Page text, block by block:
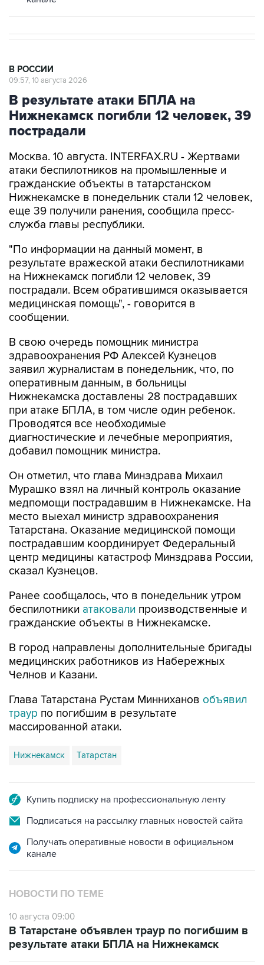
В РОССИИ
09:57, 10 августа 2026
В результате атаки БПЛА на
Нижнекамск погибли 12 человек, 39
пострадали
Москва. 10 августа. INTERFAX.RU - Жертвами
атаки беспилотников на промышленные и
гражданские объекты в татарстанском
Нижнекамске в понедельник стали 12 человек,
еще 39 получили ранения, сообщила пресс-
служба главы республики.
"По информации на данный момент, в
результате вражеской атаки беспилотниками
на Нижнекамск погибли 12 человек, 39
пострадали. Всем обратившимся оказывается
медицинская помощь", - говорится в
сообщении.
В свою очередь помощник министра
здравоохранения РФ Алексей Кузнецов
заявил журналистам в понедельник, что, по
оперативным данным, в больницы
Нижнекамска доставлены 28 пострадавших
при атаке БПЛА, в том числе один ребенок.
Проводятся все необходимые
диагностические и лечебные мероприятия,
добавил помощник министра.
Он отметил, что глава Минздрава Михаил
Мурашко взял на личный контроль оказание
медпомощи пострадавшим в Нижнекамске. На
место выехал министр здравоохранения
Татарстана. Оказание медицинской помощи
пострадавшим координирует Федеральный
центр медицины катастроф Минздрава России,
сказал Кузнецов.
Ранее сообщалось, что в понедельник утром
беспилотники атаковали производственные и
гражданские объекты в Нижнекамске.
В город направлены дополнительные бригады
медицинских работников из Набережных
Челнов и Казани.
Глава Татарстана Рустам Минниханов объявил
траур по погибшим в результате
массированной атаки.
Нижнекамск Татарстан
Купить подписку на профессиональную ленту
Подписаться на рассылку главных новостей сайта
Получать оперативные новости в официальном
канале
НОВОСТИ ПО ТЕМЕ
10 августа 09:00
В Татарстане объявлен траур по погибшим в
результате атаки БПЛА на Нижнекамск